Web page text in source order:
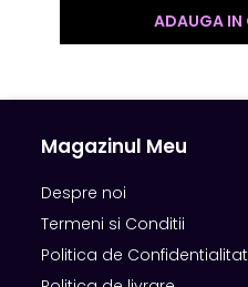
ADAUGA IN
Magazinul Meu
Despre noi
Termeni si Conditii
Politica de